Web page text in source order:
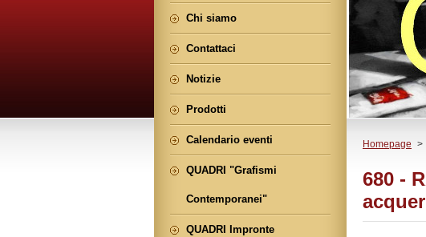
Homepage >
680 -
Chi siamo
Contattaci
Notizie
Prodotti
Calendario eventi
QUADRI "Grafismi
Contemporanei"
QUADRI Impronte